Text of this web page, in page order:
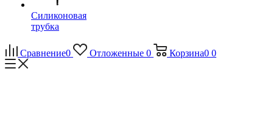
Силиконовая
трубка
Сравнение0 Отложенные 0 Корзина0 0